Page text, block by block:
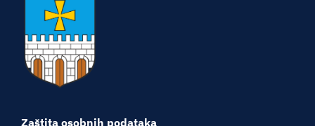
Zaštita osobnih podataka